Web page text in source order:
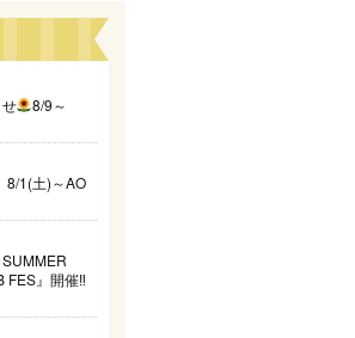
8/9～
8/1(土)～AO
FES』開催‼